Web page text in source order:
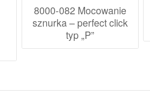
8000-082 Mocowanie
sznurka – perfect click
typ „P”